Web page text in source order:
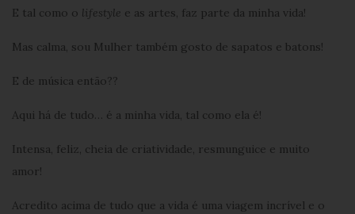
E tal como o lifestyle e as artes, faz parte da minha vida!
Mas calma, sou Mulher também gosto de sapatos e batons!
E de música então??
Aqui há de tudo… é a minha vida, tal como ela é!
Intensa, feliz, cheia de criatividade, resmunguice e muito
amor!
Acredito acima de tudo que a vida é uma viagem incrível e o